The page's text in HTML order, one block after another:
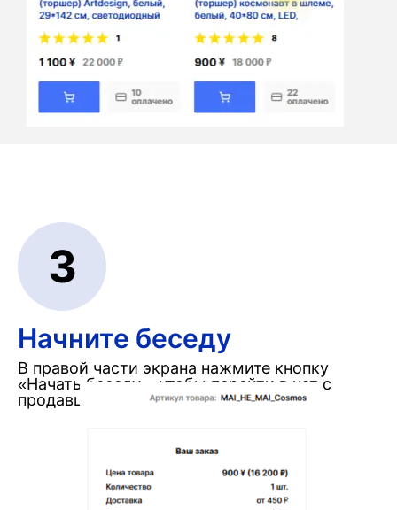
3
Начните беседу
В правой части экрана нажмите кнопку
«Начать беседу», чтобы перейти в чат с
продавцом.